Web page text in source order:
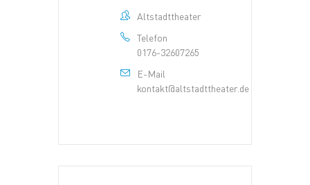
Altstadttheater
Telefon
0176-32607265
E-Mail
kontakt@altstadttheater.de